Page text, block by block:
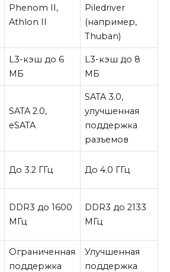
Phenom II,
Athlon II
Piledriver
(например,
Thuban)
L3-кэш до 6
МБ
L3-кэш до 8
МБ
SATA 2.0,
eSATA
SATA 3.0,
улучшенная
поддержка
разъемов
До 3.2 ГГц До 4.0 ГГц
DDR3 до 1600
МГц
DDR3 до 2133
МГц
Ограниченная
поддержка
Улучшенная
поддержка